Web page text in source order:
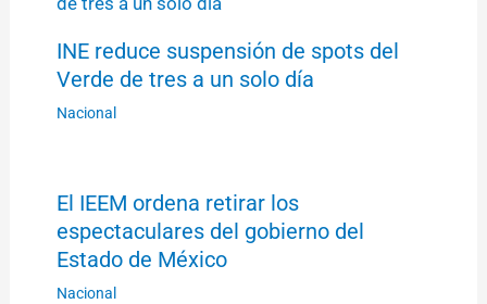
INE reduce suspensión de spots del
Verde de tres a un solo día
Nacional
El IEEM ordena retirar los
espectaculares del gobierno del
Estado de México
Nacional